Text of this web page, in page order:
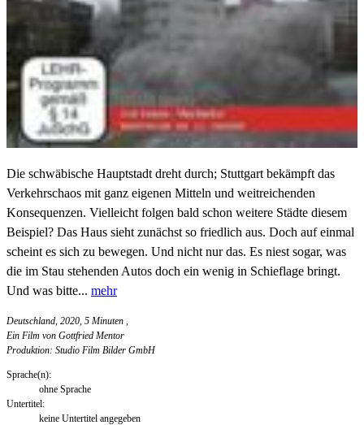
Die schwäbische Hauptstadt dreht durch; Stuttgart bekämpft das
Verkehrschaos mit ganz eigenen Mitteln und weitreichenden
Konsequenzen. Vielleicht folgen bald schon weitere Städte diesem
Beispiel? Das Haus sieht zunächst so friedlich aus. Doch auf einmal
scheint es sich zu bewegen. Und nicht nur das. Es niest sogar, was
die im Stau stehenden Autos doch ein wenig in Schieflage bringt.
Und was bitte... mehr
Deutschland, 2020, 5 Minuten
Ein Film von Gottfried Mentor
Produktion: Studio Film Bilder GmbH
Sprache(n):
ohne Sprache
Untertitel:
keine Untertitel angegeben